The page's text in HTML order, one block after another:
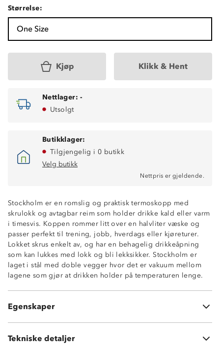
Størrelse:
One Size
Kjøp Klikk & Hent
Nettlager: -
Utsolgt
Butikklager:
Tilgjengelig i 0 butikk
Velg butikk
Nettpris er gjeldende.
Stockholm er en romslig og praktisk termoskopp med
skrulokk og avtagbar reim som holder drikke kald eller varm
i timesvis. Koppen rommer litt over en halvliter væske og
passer perfekt til trening, jobb, hverdags eller kjøreturer.
Lokket skrus enkelt av, og har en behagelig drikkeåpning
som kan lukkes med lokk og bli lekksikker. Stockholm er
laget i stål med doble vegger hvor det er vakuum mellom
lagene som gjør at drikken holder på temperaturen lenge.
Egenskaper
Holder varm drikke varm i opptil 6 timer
Holder kald drikke kald i opptil 12timer
Størrelse: 19,5 cm høy x 7 cm diameter i bunn
Utvendig omkrets opp: 28,5 cm
Utvendig omkrets nede: 23,5 cm
Vekt: 380 gram
Kapasitet: 560 ml
Skrulokk
Burde håndvaskes for best levetid
Tekniske detaljer
Volum: 560 ml